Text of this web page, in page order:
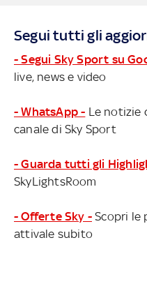
Segui tutti gli
- Segui Sky Sport su
live, news e video
- WhatsApp - Le notizie
canale di Sky Sport
- Guarda tutti gli
SkyLightsRoom
- Offerte Sky - Scopri le
attivale subito